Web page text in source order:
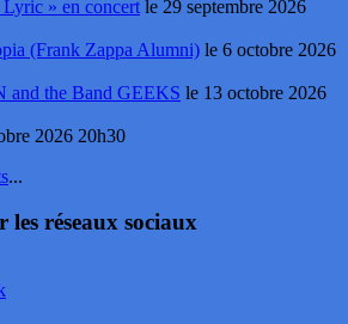
Lyric » en concert le 29 septembre 2026
(Frank Zappa Alumni) le 6 octobre 2026
and the Band GEEKS le 13 octobre 2026
2026 20h30
...
les réseaux sociaux